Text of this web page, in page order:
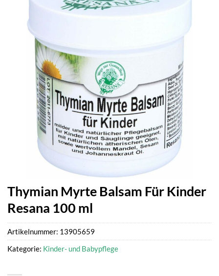
Thymian Myrte Balsam Für Kinder
Resana 100 ml
Artikelnummer: 13905659
Kategorie: Kinder- und Babypflege